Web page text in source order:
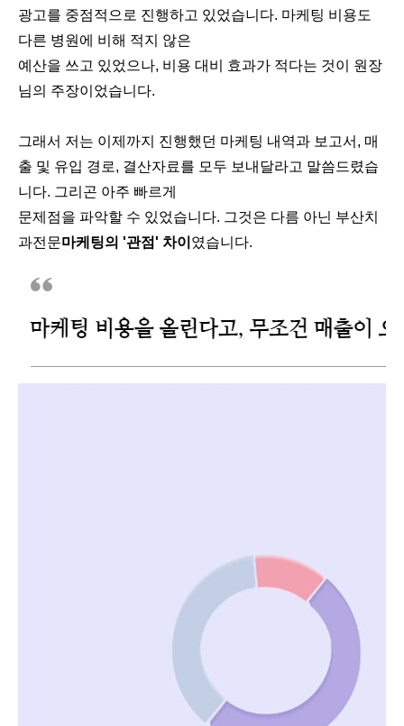
광고를 중점적으로 진행하고 있었습니다. 마케팅 비용도
다른 병원에 비해 적지 않은
예산을 쓰고 있었으나, 비용 대비 효과가 적다는 것이 원장
님의 주장이었습니다.
그래서 저는 이제까지 진행했던 마케팅 내역과 보고서, 매
출 및 유입 경로, 결산자료를 모두 보내달라고 말씀드렸습
니다. 그리곤 아주 빠르게
문제점을 파악할 수 있었습니다. 그것은 다름 아닌 부산치
과전문마케팅의 '관점' 차이 였습니다.